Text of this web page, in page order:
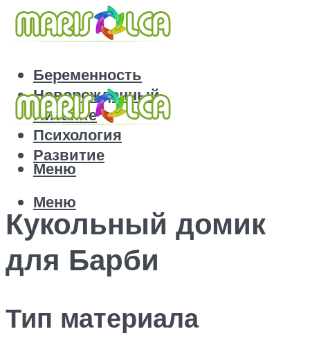
Беременность
Новорожденный
Питание
Психология
Развитие
Меню
Меню
Кукольный домик
для Барби
Тип материала